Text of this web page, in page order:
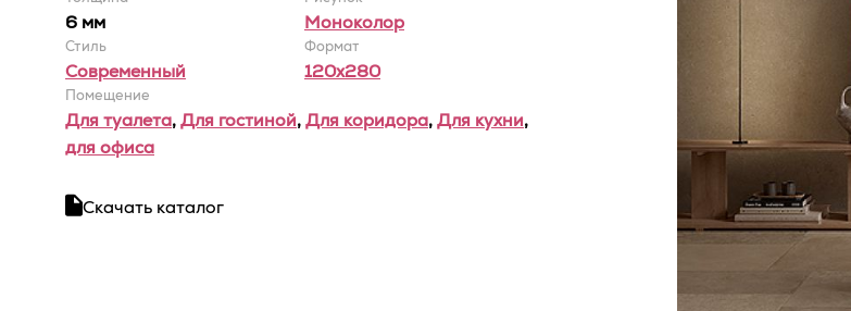
6 мм Моноколор
Стиль
Современный
Формат
120x280
Помещение
Для туалета,Для гостиной,Для коридора,Для кухни,
для офиса
Скачать каталог